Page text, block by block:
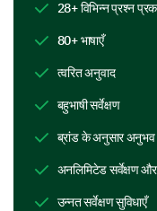
Beliefs
Now, we'd love to
What are your
astrology?
28+ विभिन्न प्रश्न
80+ भाषाएँ
त्वरित अनुवाद
बहुभाषी सर्वेक्षण
ब्रांड के अनुसार
अनलिमिटेड सर्वेक्षण
उन्नत सर्वेक्षण सुविधाएँ